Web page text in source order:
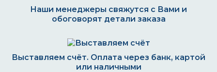
Наши менеджеры свяжутся с Вами и
обоговорят детали заказа
Выставляем счёт. Оплата через банк, картой
или наличными